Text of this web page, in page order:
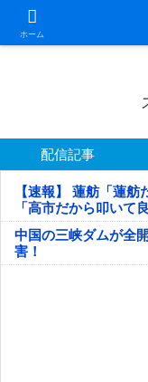
ホーム日本第一！ニ
配信記事
【速報】 蓮舫「蓮
「高市だから叩いて
中国の三峡ダムが全
害！